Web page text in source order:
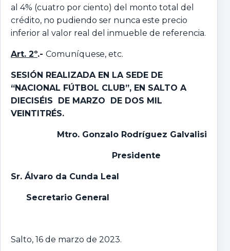
al 4% (cuatro por ciento) del monto total del
crédito, no pudiendo ser nunca este precio
inferior al valor real del inmueble de referencia.
Art. 2º.- Comuníquese, etc.
SESIÓN REALIZADA EN LA SEDE DE
“NACIONAL FÚTBOL CLUB”, EN SALTO A
DIECISÉIS DE MARZO DE DOS MIL
VEINTITRÉS.
Mtro. Gonzalo Rodríguez Galvalisi
Presidente
Sr. Álvaro da Cunda Leal
Secretario General
Salto, 16 de marzo de 2023.